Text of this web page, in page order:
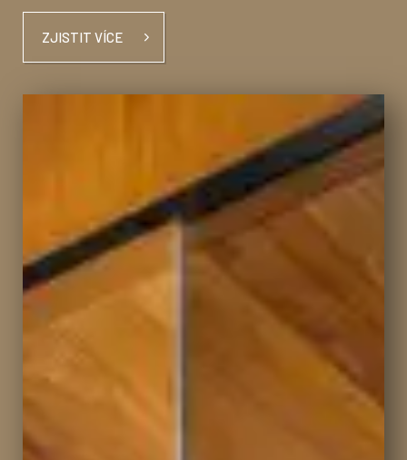
ZJISTIT VÍCE